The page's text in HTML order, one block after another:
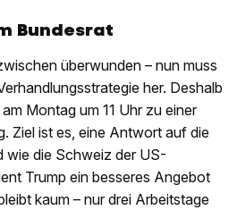
Bundesrat
überwunden – nun muss
her. Deshalb
Montag um 11 Uhr zu einer
Ziel ist es, eine Antwort auf die
wie die Schweiz der US-
Trump ein besseres Angebot
kaum – nur drei Arbeitstage